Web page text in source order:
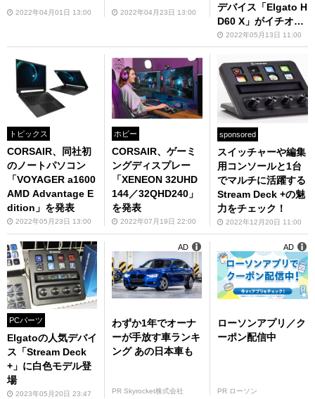
2022年04月01日 13:00 2022年04月23日 13:00
デバイス「Elgato H
D60 X」がイチオ
シ！2022年05月13日 11:00
トピックス
CORSAIR、同社初
のノートパソコン
「VOYAGER a1600
AMD Advantage E
dition」を発表
2022年05月23日 13:00
ホビー
CORSAIR、ゲーミ
ングディスプレー
「XENEON 32UHD
144／32QHD240」
を発表
2022年07月19日 22:00
sponsored
スイッチャーや編集
用コンソールと1台
でマルチに活躍する
Stream Deck +の魅
力をチェック！
2022年12月20日 11:00
PCパーツ
Elgatoの人気デバイ
ス「Stream Deck
+」に白色モデル登
場
2023年05月20日 23:47
わずか1年でオーナ
ーが手放す車ランキ
ング あの日本車も
PR Skyrocket株式会社
AD
ローソンアプリ／ク
ーポン配信中
PR ローソン
AD